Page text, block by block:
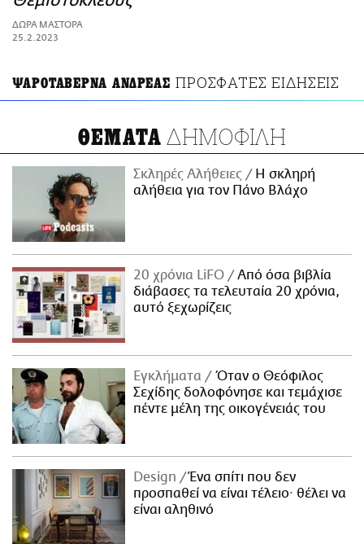
ΑΜΠΑ
PRINT
ΔΩΡΑ ΜΑΣΤΟΡΑ
25.2.2023
ΨΑΡΟΤΑΒΕΡΝΑ ΑΝΔΡΕΑΣ ΠΡΟΣΦΑΤΕΣ ΕΙΔΗΣΕΙΣ
ΘΕΜΑΤΑ ΔΗΜΟΦΙΛΗ
Σκληρές Αλήθειες
H σκληρή
αλήθεια για τον Πάνο Βλάχο
20 χρόνια LiFO
Από όσα βιβλία
διάβασες τα τελευταία 20 χρόνια,
αυτό ξεχωρίζεις
Εγκλήματα
Όταν ο Θεόφιλος
Σεχίδης δολοφόνησε και τεμάχισε
πέντε μέλη της οικογένειάς του
Design
Ένα σπίτι που δεν
προσπαθεί να είναι τέλειο· θέλει να
είναι αληθινό